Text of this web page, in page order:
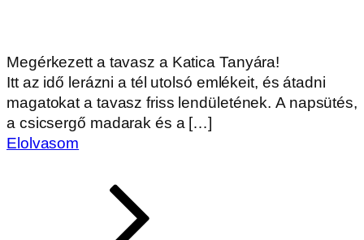
Megérkezett a tavasz a Katica Tanyára!
Itt az idő lerázni a tél utolsó emlékeit, és átadni
magatokat a tavasz friss lendületének. A napsütés,
a csicsergő madarak és a […]
Elolvasom